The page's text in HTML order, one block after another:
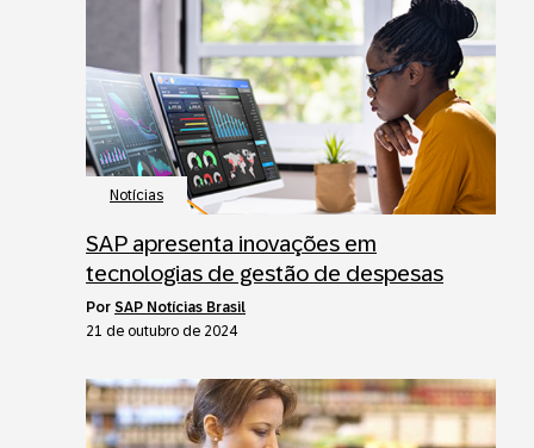
Notícias
SAP apresenta inovações em
tecnologias de gestão de despesas
por SAP Notícias Brasil
21 de outubro de 2024